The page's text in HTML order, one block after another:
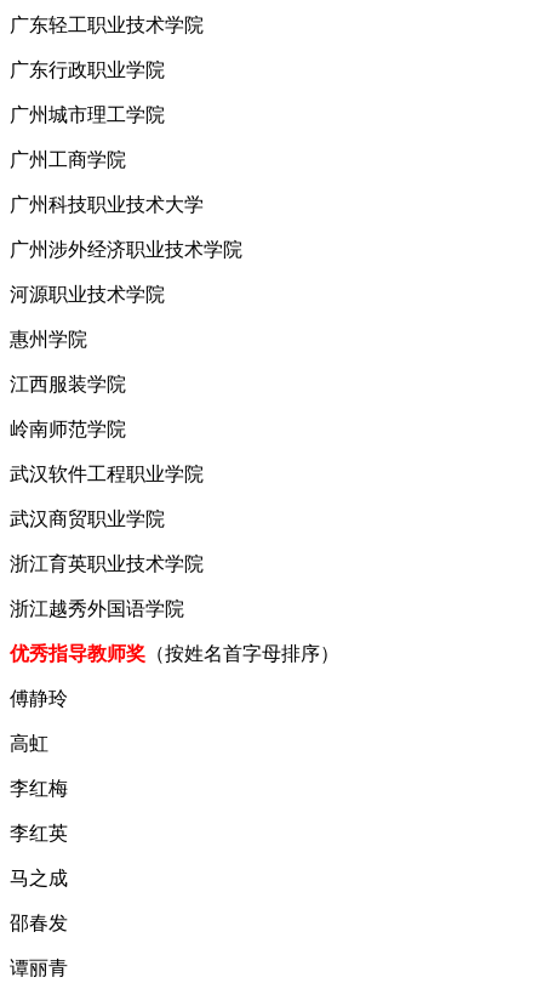
广东轻工职业技术学院
广东行政职业学院
广州城市理工学院
广州工商学院
广州科技职业技术大学
广州涉外经济职业技术学院
河源职业技术学院
惠州学院
江西服装学院
岭南师范学院
武汉软件工程职业学院
武汉商贸职业学院
浙江育英职业技术学院
浙江越秀外国语学院
优秀指导教师奖 （按姓名首字母排序）
傅静玲
高虹
李红梅
李红英
马之成
邵春发
谭丽青